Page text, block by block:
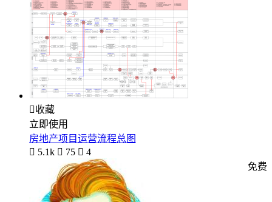
收藏
立即使用
房地产项目运营流程总图
 5.1k  75  4
免费